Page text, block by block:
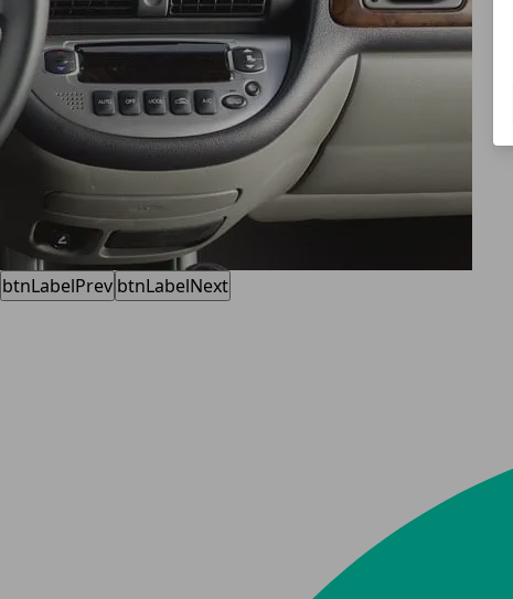
btnLabelPrev btnLabelNext